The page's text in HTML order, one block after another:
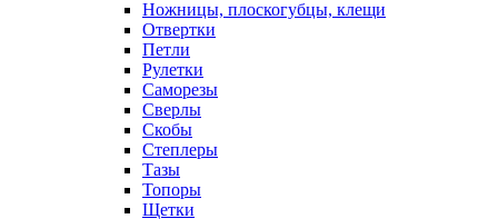
Ножницы, плоскогубцы, клещи
Отвертки
Петли
Рулетки
Саморезы
Сверлы
Скобы
Степлеры
Тазы
Топоры
Щетки